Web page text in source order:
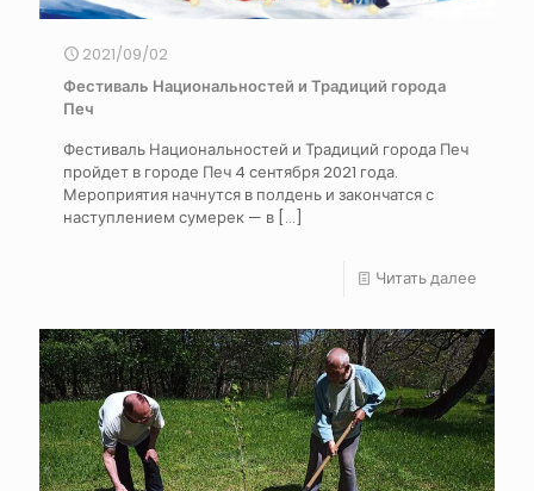
2021/09/02
Фестиваль Национальностей и Традиций города
Печ
Фестиваль Национальностей и Традиций города Печ
пройдет в городе Печ 4 сентября 2021 года.
Мероприятия начнутся в полдень и закончатся с
наступлением сумерек — в […]
Читать далее